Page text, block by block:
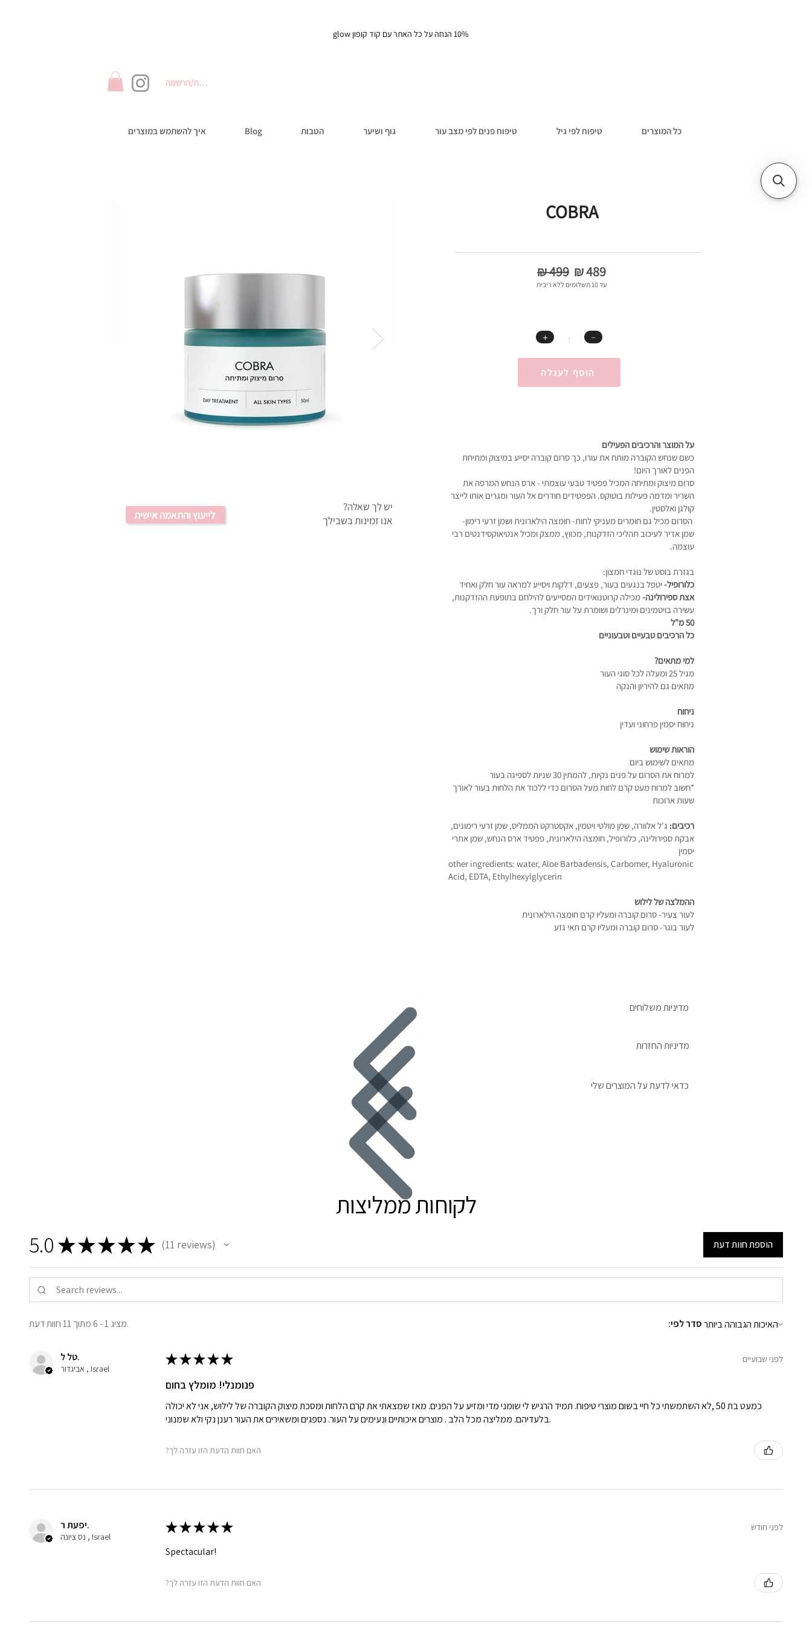
10% הנחה על כל האתר עם קוד קופון glow
התחברות/הרשמה
לייעוץ והתאמה אישית
יש לך שאלה?
אנו זמינות בשבילך
COBRA
₪ 499 ₪ 489
עד 10 תשלומים ללא ריבית
＋ ﹣
הוסף לעגלה
על המוצר והרכיבים הפעילים
כשם שנחש הקוברה מותח את עורו, כך סרום קוברה יסייע במיצוק ומתיחת
הפנים לאורך היום!
סרום מיצוק ומתיחה המכיל פפטיד טבעי עוצמתי - ארס הנחש המרפה את
השריר ומדמה פעילות בוטוקס. הפפטידים חודרים אל העור ומגרים אותו לייצר
קולגן ואלסטין.
הסרום מכיל גם חומרים מעניקי לחות- חומצה הילארונית ושמן זרעי רימון-
שמן אדיר לעיכוב תהליכי הזדקנות, מכווץ, ממצק ומכיל אנטיאוקסידנטים רבי
עוצמה.
בגזרת בוסט של נוגדי חמצון:
כלורופיל-יטפל בנגעים בעור, פצעים, דלקות ויסייע למראה עור חלק ואחיד
אצת ספירולינה-מכילה קרוטנואידים המסייעים להילחם בתופעת ההזדקנות,
עשירה בויטמינים ומינרלים ושומרת על עור חלק ורך.
50 מ"ל
כל הרכיבים טבעיים וטבעוניים
למי מתאים?
מגיל 25 ומעלה לכל סוגי העור
מתאים גם להיריון והנקה
ניחוח
ניחוח יסמין פרחוני ועדין
הוראות שימוש
מתאים לשימוש ביום
למרוח את הסרום על פנים נקיות, להמתין 30 שניות לספיגה בעור
*חשוב למרוח מעט קרם לחות מעל הסרום כדי ללכוד את הלחות בעור לאורך
שעות ארוכות
רכיבים: ג'ל אלוורה, שמן מולטי ויטמין, אקסטרקט הממליס, שמן זרעי רימונים,
אבקת ספירולינה, כלורופיל, חומצה הילארונית, פפטיד ארס הנחש, שמן אתרי
יסמין
other ingredients: water, Aloe Barbadensis, Carbomer, Hyaluronic
Acid, EDTA, Ethylhexylglycerin
ההמלצה של לילוש
לעור צעיר- סרום קוברה ומעליו קרם חומצה הילארונית
לעור בוגר- סרום קוברה ומעליו קרם תאי גזע
מדיניות משלוחים
מדיניות החזרות
כדאי לדעת על המוצרים שלי
לקוחות ממליצות
5.0 ★★★★★ 11 reviews
11 הוספת חוות דעת
מציג 1 - 6 מתוך 11 חוות דעת. :סדר לפי
טל ל.
אביגדור , Israel
★★★★★ לפני שבועיים
פנומנלי! מומלץ בחום
כמעט בת 50 ,לא השתמשתי כל חיי בשום מוצרי טיפוח. תמיד הרגיש לי שומני מדי ומזיע על הפנים. מאז שמצאתי את קרם הלחות ומסכת מיצוק הקוברה של לילוש, אני לא יכולה
בלעדיהם. ממליצה מכל הלב . מוצרים איכותיים ונעימים על העור. נספגים ומשאירים את העור רענן נקי ולא שמנוני.
?האם חוות הדעת הזו עזרה לך
יפעת ר.
נס ציונה , Israel
★★★★★ לפני חודש
Spectacular!
?האם חוות הדעת הזו עזרה לך
כל המוצרים טיפוח לפי גיל טיפוח פנים לפי מצב עור גוף ושיער הטבות Blog איך להשתמש במוצרים